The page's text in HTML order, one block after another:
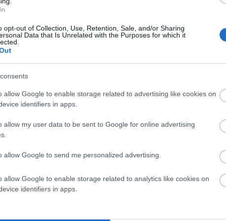
opt-out of Collection, Use, Retention, Sale, and/or Sharing
Data that Is Unrelated with the Purposes for which it
allow Google to enable storage related to advertising like cookies on
identifiers in apps.
allow my user data to be sent to Google for online advertising
allow Google to send me personalized advertising.
allow Google to enable storage related to analytics like cookies on
identifiers in apps.
ελληνική ποντοπόρο ναυτιλία και την ακτοπλοΐα.
δραστηριοποιείται, μέσω της Golden Star Ferries, ο
οι κυβερνήσεις. Ο εν λόγω κλάδος δεν έχει ποτέ
μήνες με ημερήσιο κόστος του πλοίου 30.000 ευρώ και